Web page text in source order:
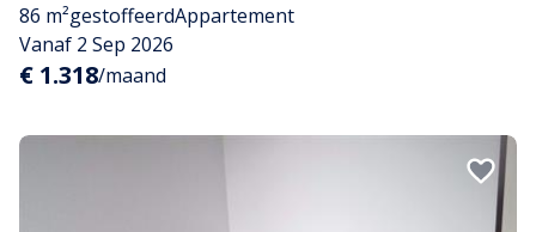
86 m²gestoffeerdAppartement
Vanaf 2 Sep 2026
€ 1.318/maand